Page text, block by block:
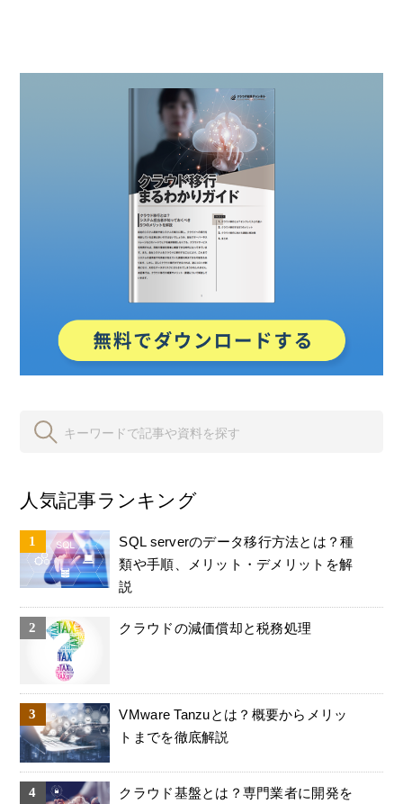
人気記事ランキング
SQL serverのデータ移行方法とは？種
類や手順、メリット・デメリットを解
説
クラウドの減価償却と税務処理
VMware Tanzuとは？概要からメリッ
トまでを徹底解説
クラウド基盤とは？専門業者に開発を